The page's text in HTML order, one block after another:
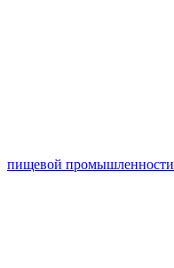
пищевой промышленности